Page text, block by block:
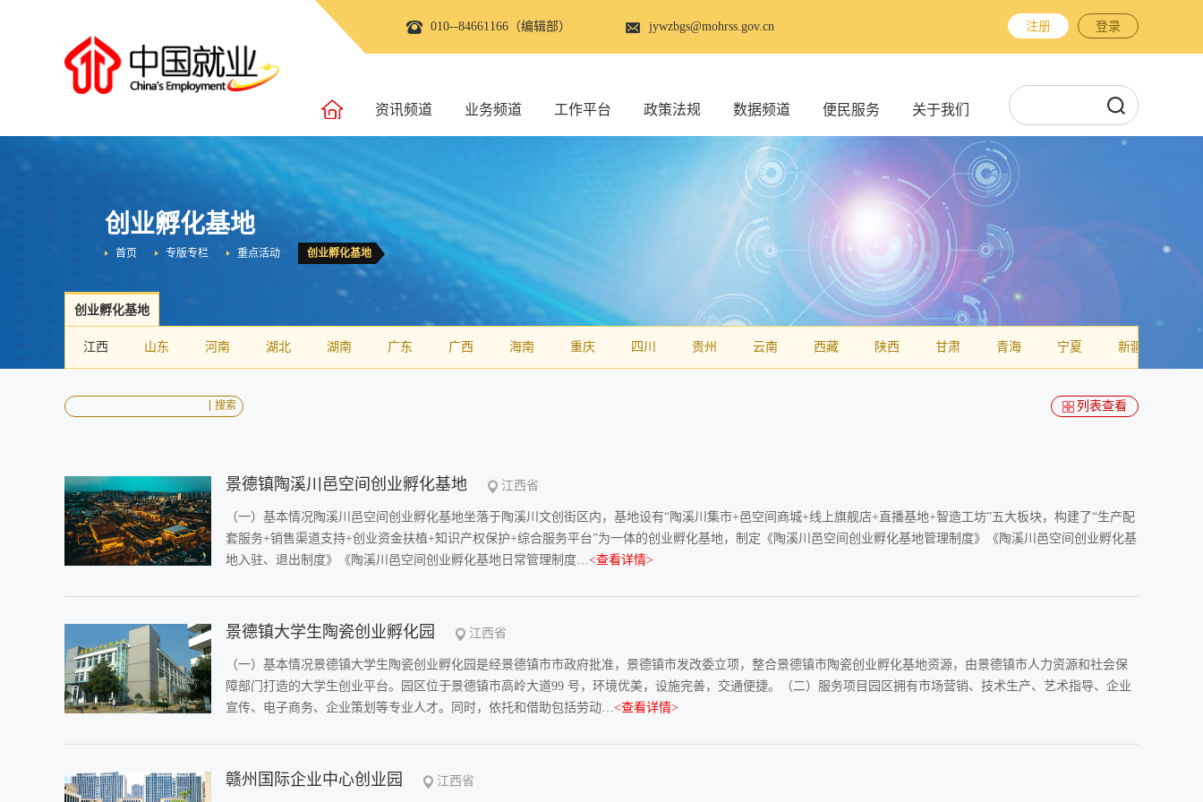
010--84661166（编辑部） jywzbgs@mohrss.gov.cn 注册 登录
资讯频道 业务频道 工作平台 政策法规 数据频道 便民服务 关于我们
创业孵化基地
创业孵化基地
重点活动
专版专栏
首页
创业孵化基地
江西 山东 河南 湖北 湖南 广东 广西 海南 重庆 四川 贵州 云南 西藏 陕西 甘肃 青海 宁夏 新疆
搜索 列表查看
景德镇陶溪川邑空间创业孵化基地 江西省
（一）基本情况陶溪川邑空间创业孵化基地坐落于陶溪川文创街区内，基地设有“陶溪川集市+邑空间商城+线上旗舰店+直播基地+智造工坊”五大板块，构建了“生产配
套服务+销售渠道支持+创业资金扶植+知识产权保护+综合服务平台”为一体的创业孵化基地，制定《陶溪川邑空间创业孵化基地管理制度》《陶溪川邑空间创业孵化基
地入驻、退出制度》《陶溪川邑空间创业孵化基地日常管理制度…<查看详情>
景德镇大学生陶瓷创业孵化园 江西省
（一）基本情况景德镇大学生陶瓷创业孵化园是经景德镇市市政府批准，景德镇市发改委立项，整合景德镇市陶瓷创业孵化基地资源，由景德镇市人力资源和社会保
障部门打造的大学生创业平台。园区位于景德镇市高岭大道99 号，环境优美，设施完善，交通便捷。（二）服务项目园区拥有市场营销、技术生产、艺术指导、企业
宣传、电子商务、企业策划等专业人才。同时，依托和借助包括劳动…<查看详情>
赣州国际企业中心创业园 江西省